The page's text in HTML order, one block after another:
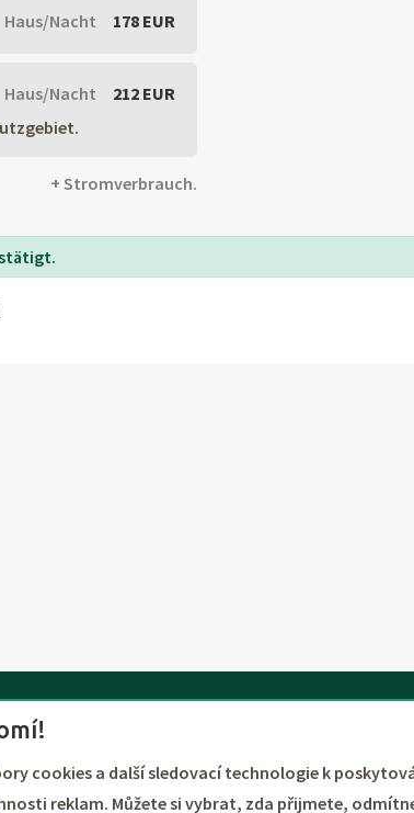
Haus/Nacht 178 EUR
Haus/Nacht
212 EUR
+ Stromverbrauch.
TOURTREND
Kontakte
cookies a další sledovací technologie k
reklam. Můžete si vybrat, zda přijmete,